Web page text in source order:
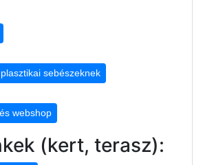
sebészeknek
webshop
(kert, terasz):